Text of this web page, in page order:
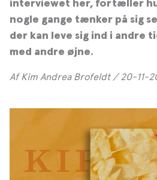
interviewet her, fortæller
nogle gange tænker på sig
der kan leve sig ind i andre
med andre øjne.
Af Kim Andrea Brofeldt / 20-11-